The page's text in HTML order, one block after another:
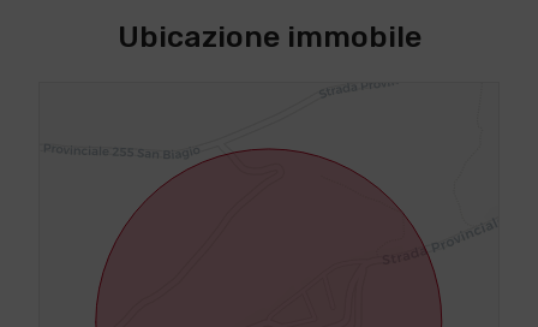
Ubicazione immobile